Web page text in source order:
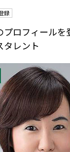
録
ロフィールを
タレント